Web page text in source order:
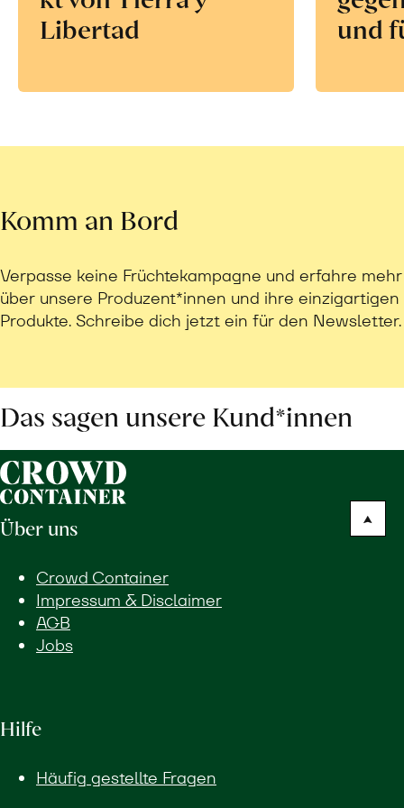
Libertad
und
Komm an Bord
Verpasse keine Früchtekampagne und erfahre mehr
über unsere Produzent*innen und ihre einzigartigen
Produkte. Schreibe dich jetzt ein für den Newsletter.
Das sagen unsere Kund*innen
Über uns
Crowd Container
Impressum & Disclaimer
AGB
Jobs
Hilfe
Häufig gestellte Fragen